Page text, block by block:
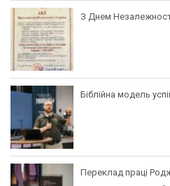
З Днем
Біблійна модель
Переклад праці